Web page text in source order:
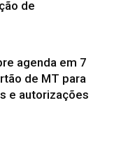
de
agenda em 7
de MT para
e autorizações